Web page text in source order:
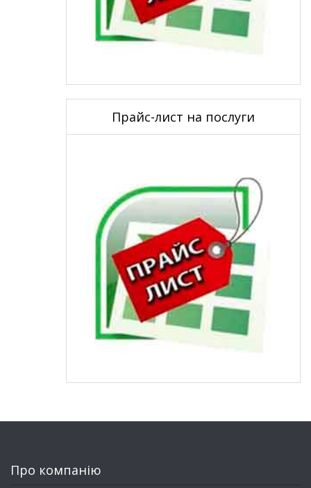
Прайс-лист на послуги
Про компанію